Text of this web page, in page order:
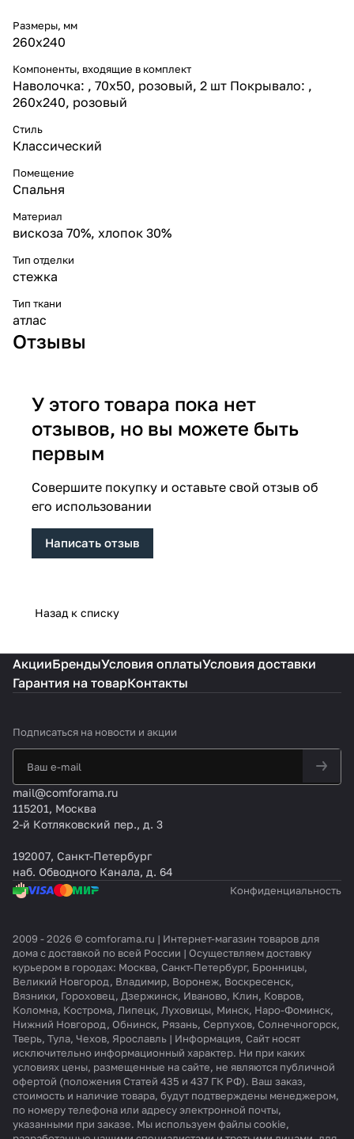
Размеры, мм
260x240
Компоненты, входящие в комплект
Наволочка: , 70x50, розовый, 2 шт Покрывало: ,
260x240, розовый
Стиль
Классический
Помещение
Спальня
Материал
вискоза 70%, хлопок 30%
Тип отделки
стежка
Тип ткани
атлас
Отзывы
У этого товара пока нет
отзывов, но вы можете быть
первым
Совершите покупку и оставьте свой отзыв об
его использовании
Написать отзыв
Назад к списку
АкцииБрендыУсловия оплатыУсловия доставки
Гарантия на товарКонтакты
Подписаться на новости и акции
mail@comforama.ru
115201, Москва
2-й Котляковский пер., д. 3
192007, Санкт-Петербург
наб. Обводного Канала, д. 64
Конфиденциальность
2009 - 2026 © comforama.ru | Интернет-магазин товаров для
дома с доставкой по всей России | Осуществляем доставку
курьером в городах: Москва, Санкт-Петербург, Бронницы,
Великий Новгород, Владимир, Воронеж, Воскресенск,
Вязники, Гороховец, Дзержинск, Иваново, Клин, Ковров,
Коломна, Кострома, Липецк, Луховицы, Минск, Наро-Фоминск,
Нижний Новгород, Обнинск, Рязань, Серпухов, Солнечногорск,
Тверь, Тула, Чехов, Ярославль | Информация, Сайт носят
исключительно информационный характер. Ни при каких
условиях цены, размещенные на сайте, не являются публичной
офертой (положения Статей 435 и 437 ГК РФ). Ваш заказ,
стоимость и наличие товара, будут подтверждены менеджером,
по номеру телефона или адресу электронной почты,
указанными при заказе. Мы используем файлы cookie,